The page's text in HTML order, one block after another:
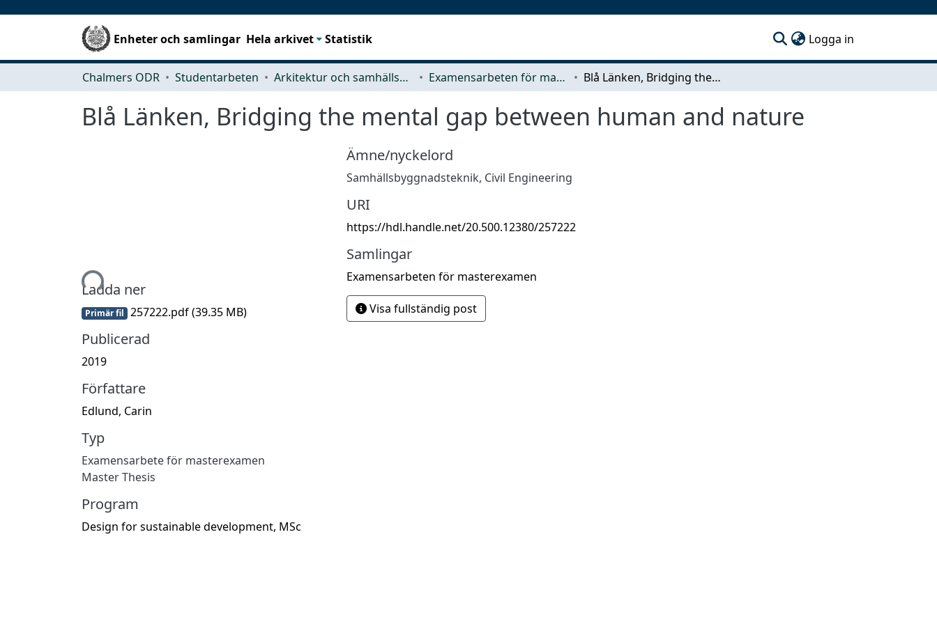
Enheter och samlingar Hela arkivet Statistik Logga in
Chalmers ODR Studentarbeten Arkitektur och samhällsbyggnadsteknik (ACE) Examensarbeten för masterexamen Blå Länken, Bridging the mental gap between human and nature
Blå Länken, Bridging the mental gap between human and nature
Hämtar...Ladda ner
Primär fil 257222.pdf(39.35 MB)
Publicerad
2019
Författare
Edlund, Carin
Typ
Examensarbete för masterexamen
Master Thesis
Program
Design for sustainable development, MSc
Ämne/nyckelord
Samhällsbyggnadsteknik, Civil Engineering
URI
https://hdl.handle.net/20.500.12380/257222
Samlingar
Examensarbeten för masterexamen
Visa fullständig post